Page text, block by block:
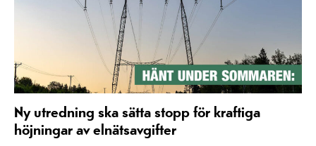
Ny utredning ska sätta stopp för kraftiga
höjningar av elnätsavgifter